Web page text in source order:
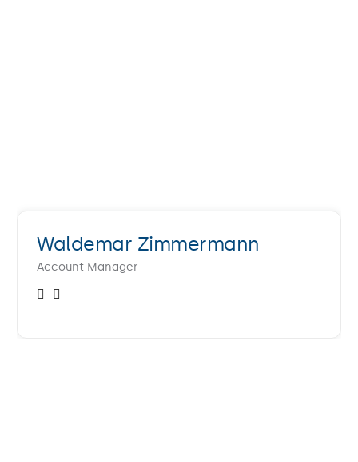
Waldemar Zimmermann
Account Manager